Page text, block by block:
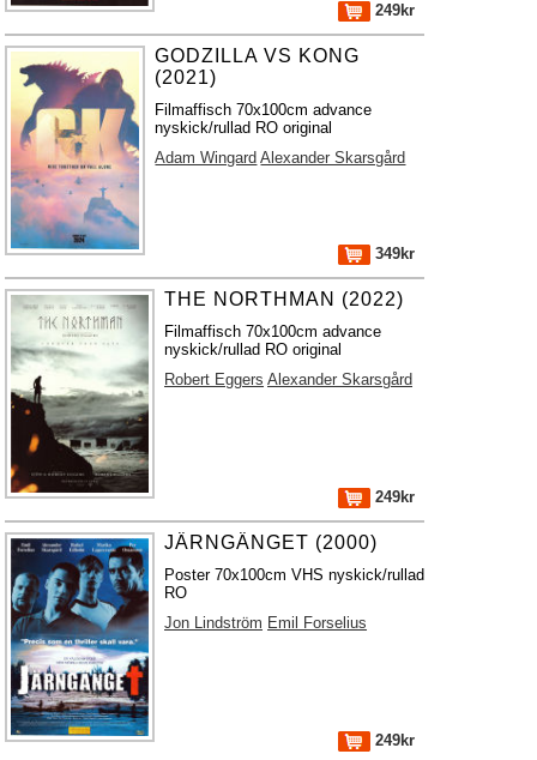
249kr
GODZILLA VS KONG
(2021)
Filmaffisch 70x100cm advance
nyskick/rullad RO original
Adam Wingard Alexander Skarsgård
349kr
THE NORTHMAN (2022)
Filmaffisch 70x100cm advance
nyskick/rullad RO original
Robert Eggers Alexander Skarsgård
249kr
JÄRNGÄNGET (2000)
Poster 70x100cm VHS nyskick/rullad
RO
Jon Lindström Emil Forselius
249kr